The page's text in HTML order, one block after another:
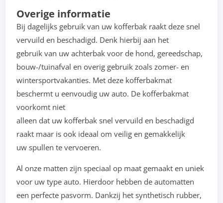
Overige informatie
Bij dagelijks gebruik van uw kofferbak raakt deze snel
vervuild en beschadigd. Denk hierbij aan het
gebruik van uw achterbak voor de hond, gereedschap,
bouw-/tuinafval en overig gebruik zoals zomer- en
wintersportvakanties. Met deze kofferbakmat
beschermt u eenvoudig uw auto. De kofferbakmat
voorkomt niet
alleen dat uw kofferbak snel vervuild en beschadigd
raakt maar is ook ideaal om veilig en gemakkelijk
uw spullen te vervoeren.
Al onze matten zijn speciaal op maat gemaakt en uniek
voor uw type auto. Hierdoor hebben de automatten
een perfecte pasvorm. Dankzij het synthetisch rubber,